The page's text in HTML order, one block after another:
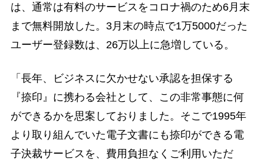
は、通常は有料のサービスをコロナ禍のため6月末
まで無料開放した。3月末の時点で1万5000だった
ユーザー登録数は、26万以上に急増している。
「長年、ビジネスに欠かせない承認を担保する
『捺印』に携わる会社として、この非常事態に何
ができるかを思案しておりました。そこで1995年
より取り組んでいた電子文書にも捺印ができる電
子決裁サービスを、費用負担なくご利用いただ